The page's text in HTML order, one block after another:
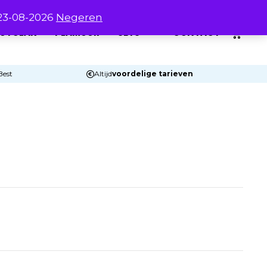
08-2026 Negeren
PLAMUUR SETS CONTACT
Altijdvoordelige tarieven